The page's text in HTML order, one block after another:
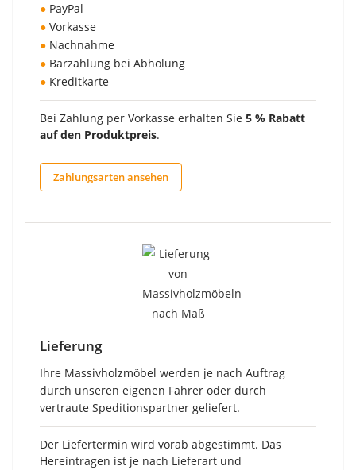
● PayPal
● Vorkasse
● Nachnahme
● Barzahlung bei Abholung
● Kreditkarte
Bei Zahlung per Vorkasse erhalten Sie 5 % Rabatt
auf den Produktpreis.
Zahlungsarten ansehen
Lieferung
Ihre Massivholzmöbel werden je nach Auftrag
durch unseren eigenen Fahrer oder durch
vertraute Speditionspartner geliefert.
Der Liefertermin wird vorab abgestimmt. Das
Hereintragen ist je nach Lieferart und